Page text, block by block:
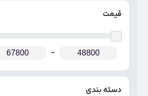
قیمت
Price -
Price
دسته بندی